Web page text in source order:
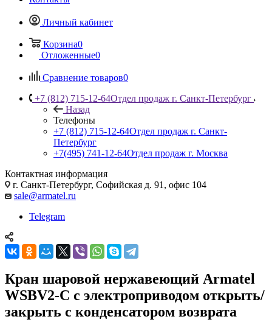
Личный кабинет
Корзина0
Отложенные0
Сравнение товаров0
+7 (812) 715-12-64Отдел продаж г. Санкт-Петербург
Назад
Телефоны
+7 (812) 715-12-64Отдел продаж г. Санкт-
Петербург
+7(495) 741-12-64Отдел продаж г. Москва
Контактная информация
г. Санкт-Петербург, Софийская д. 91, офис 104
sale@armatel.ru
Telegram
Кран шаровой нержавеющий Armatel
WSBV2-С с электроприводом открыть/
закрыть с конденсатором возврата